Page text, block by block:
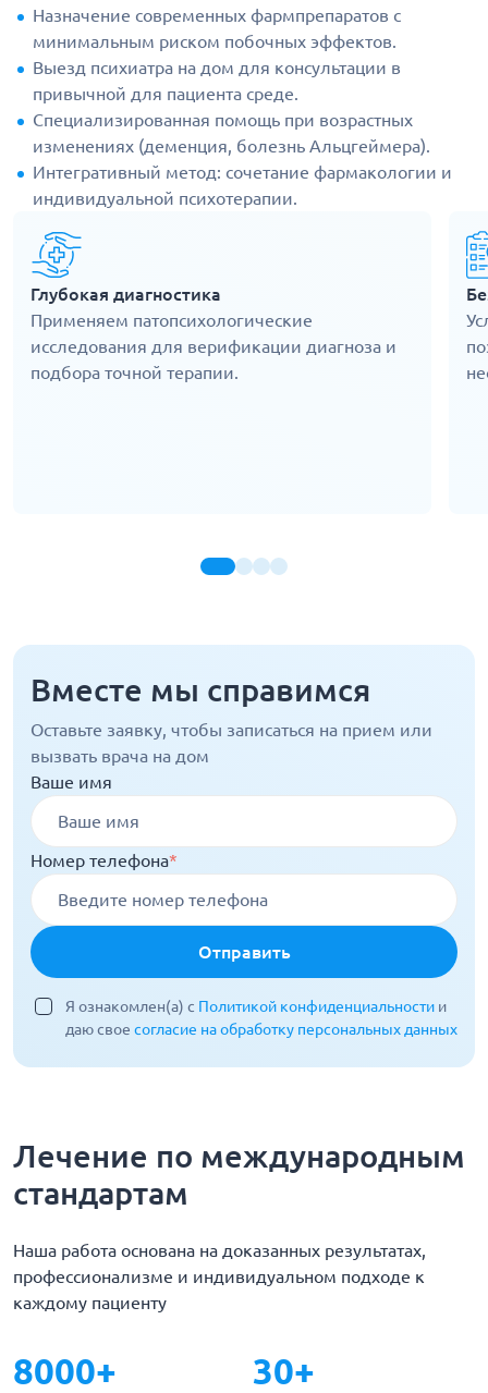
Назначение современных фармпрепаратов с
минимальным риском побочных эффектов.
Выезд психиатра на дом для консультации в
привычной для пациента среде.
Специализированная помощь при возрастных
изменениях (деменция, болезнь Альцгеймера).
Интегративный метод: сочетание фармакологии и
индивидуальной психотерапии.
Глубокая диагностика
Применяем патопсихологические
исследования для верификации диагноза и
подбора точной терапии.
Вместе мы справимся
Оставьте заявку, чтобы записаться на прием или
вызвать врача на дом
Ваше имя
Номер телефона*
Отправить
Я ознакомлен(а) с Политикой конфиденциальности и
даю свое согласие на обработку персональных данных
Лечение по международным
стандартам
Наша работа основана на доказанных результатах,
профессионализме и индивидуальном подходе к
каждому пациенту
8000+ 30+